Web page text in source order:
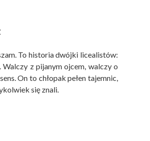
To historia dwójki licealistów:
z pijanym ojcem, walczy o
On to chłopak pełen tajemnic,
się znali.